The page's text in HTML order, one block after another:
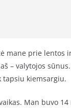
mane prie lentos
– valytojos
tapsiu kiemsargiu.
Man buvo